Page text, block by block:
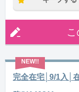
12:00〜
15:00〜翌
※残業：5〜
完全在宅│9/1入│